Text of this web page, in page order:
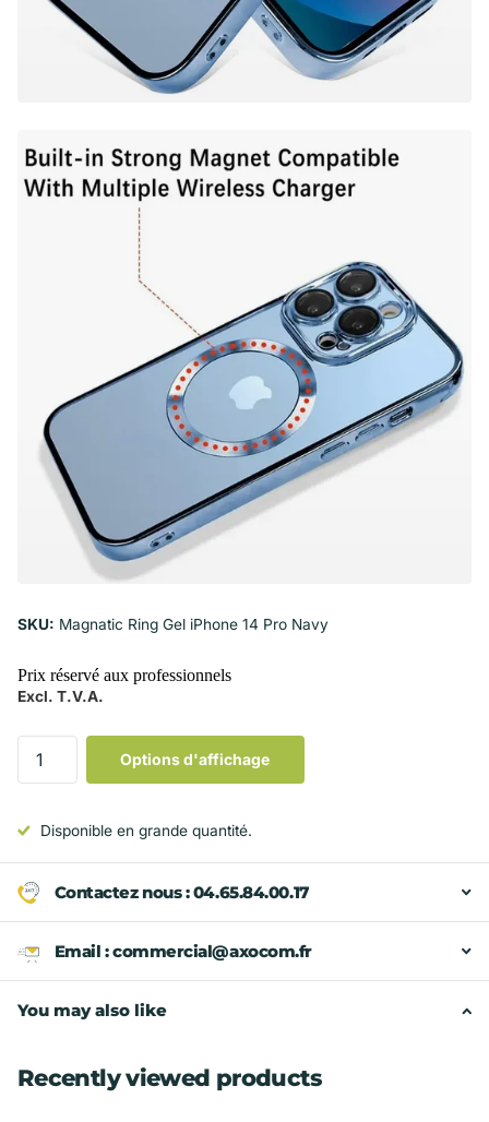
SKU: Magnatic Ring Gel iPhone 14 Pro Navy
Prix réservé aux professionnels
Excl. T.V.A.
Options d'affichage
Disponible en grande quantité.
Contactez nous : 04.65.84.00.17
Email : commercial@axocom.fr
You may also like
Recently viewed products